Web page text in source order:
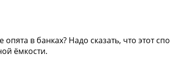
в банках? Надо сказать, что этот
ёмкости.